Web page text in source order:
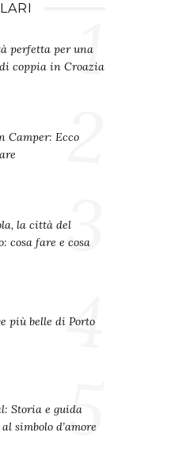
perfetta per una
coppia in Croazia
1
Camper: Ecco
2
la città del
cosa fare e cosa
3
più belle di Porto
4
Storia e guida
simbolo d’amore
5